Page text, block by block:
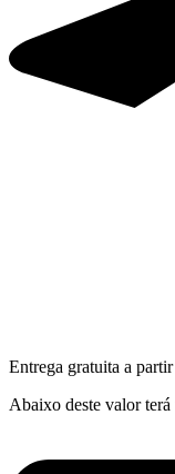
Entrega gratuita a
Abaixo deste valor